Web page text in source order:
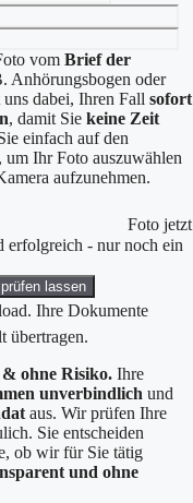
vom Brief der
Anhörungsbogen oder
dabei, Ihren Fall sofort
, damit Sie keine Zeit
einfach auf den
, um Ihr Foto auszuwählen
aufzunehmen.
Foto jetzt
erfolgreich - nur noch ein
lassen
Ihre Dokumente
übertragen.
ohne Risiko. Ihre
unverbindlich und
aus. Wir prüfen Ihre
Sie entscheiden
ob wir für Sie tätig
und ohne